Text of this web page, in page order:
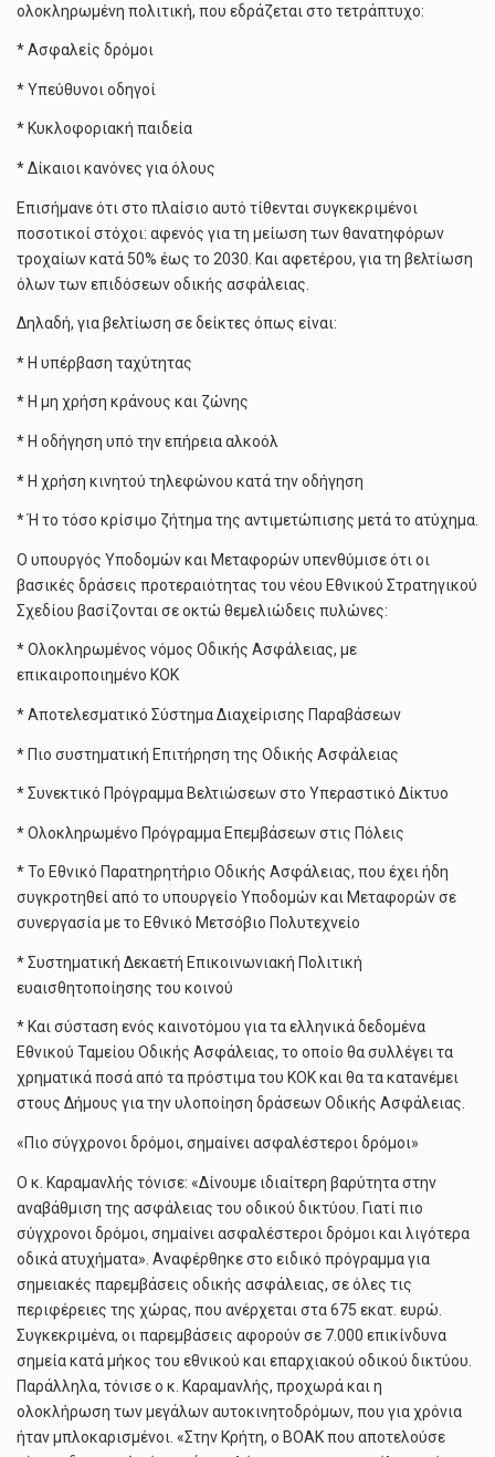
ολοκληρωμένη πολιτική, που εδράζεται στο τετράπτυχο:
* Ασφαλείς δρόμοι
* Υπεύθυνοι οδηγοί
* Κυκλοφοριακή παιδεία
* Δίκαιοι κανόνες για όλους
Επισήμανε ότι στο πλαίσιο αυτό τίθενται συγκεκριμένοι
ποσοτικοί στόχοι: αφενός για τη μείωση των θανατηφόρων
τροχαίων κατά 50% έως το 2030. Και αφετέρου, για τη βελτίωση
όλων των επιδόσεων οδικής ασφάλειας.
Δηλαδή, για βελτίωση σε δείκτες όπως είναι:
* Η υπέρβαση ταχύτητας
* Η μη χρήση κράνους και ζώνης
* Η οδήγηση υπό την επήρεια αλκοόλ
* Η χρήση κινητού τηλεφώνου κατά την οδήγηση
* Ή το τόσο κρίσιμο ζήτημα της αντιμετώπισης μετά το ατύχημα.
Ο υπουργός Υποδομών και Μεταφορών υπενθύμισε ότι οι
βασικές δράσεις προτεραιότητας του νέου Εθνικού Στρατηγικού
Σχεδίου βασίζονται σε οκτώ θεμελιώδεις πυλώνες:
* Ολοκληρωμένος νόμος Οδικής Ασφάλειας, με
επικαιροποιημένο ΚΟΚ
* Αποτελεσματικό Σύστημα Διαχείρισης Παραβάσεων
* Πιο συστηματική Επιτήρηση της Οδικής Ασφάλειας
* Συνεκτικό Πρόγραμμα Βελτιώσεων στο Υπεραστικό Δίκτυο
* Ολοκληρωμένο Πρόγραμμα Επεμβάσεων στις Πόλεις
* Το Εθνικό Παρατηρητήριο Οδικής Ασφάλειας, που έχει ήδη
συγκροτηθεί από το υπουργείο Υποδομών και Μεταφορών σε
συνεργασία με το Εθνικό Μετσόβιο Πολυτεχνείο
* Συστηματική Δεκαετή Επικοινωνιακή Πολιτική
ευαισθητοποίησης του κοινού
* Και σύσταση ενός καινοτόμου για τα ελληνικά δεδομένα
Εθνικού Ταμείου Οδικής Ασφάλειας, το οποίο θα συλλέγει τα
χρηματικά ποσά από τα πρόστιμα του ΚΟΚ και θα τα κατανέμει
στους Δήμους για την υλοποίηση δράσεων Οδικής Ασφάλειας.
«Πιο σύγχρονοι δρόμοι, σημαίνει ασφαλέστεροι δρόμοι»
Ο κ. Καραμανλής τόνισε: «Δίνουμε ιδιαίτερη βαρύτητα στην
αναβάθμιση της ασφάλειας του οδικού δικτύου. Γιατί πιο
σύγχρονοι δρόμοι, σημαίνει ασφαλέστεροι δρόμοι και λιγότερα
οδικά ατυχήματα». Αναφέρθηκε στο ειδικό πρόγραμμα για
σημειακές παρεμβάσεις οδικής ασφάλειας, σε όλες τις
περιφέρειες της χώρας, που ανέρχεται στα 675 εκατ. ευρώ.
Συγκεκριμένα, οι παρεμβάσεις αφορούν σε 7.000 επικίνδυνα
σημεία κατά μήκος του εθνικού και επαρχιακού οδικού δικτύου.
Παράλληλα, τόνισε ο κ. Καραμανλής, προχωρά και η
ολοκλήρωση των μεγάλων αυτοκινητοδρόμων, που για χρόνια
ήταν μπλοκαρισμένοι. «Στην Κρήτη, ο ΒΟΑΚ που αποτελούσε